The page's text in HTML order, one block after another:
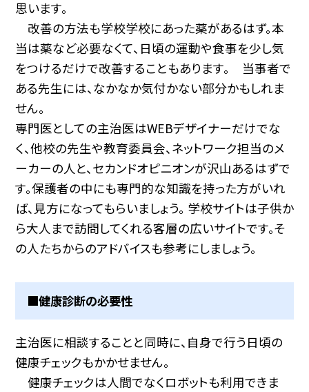
思います。
改善の方法も学校学校にあった薬があるはず。本
当は薬など必要なくて、日頃の運動や食事を少し気
をつけるだけで改善することもあります。 当事者で
ある先生には、なかなか気付かない部分かもしれま
せん。
専門医としての主治医はWEBデザイナーだけでな
く、他校の先生や教育委員会、ネットワーク担当のメ
ーカーの人と、セカンドオピニオンが沢山あるはずで
す。保護者の中にも専門的な知識を持った方がいれ
ば、見方になってもらいましょう。 学校サイトは子供か
ら大人まで訪問してくれる客層の広いサイトです。そ
の人たちからのアドバイスも参考にしましょう。
■健康診断の必要性
主治医に相談することと同時に、自身で行う日頃の
健康チェックもかかせません。
健康チェックは人間でなくロボットも利用できま